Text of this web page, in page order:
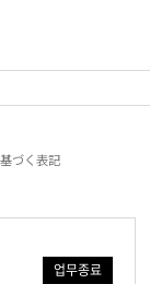
づく表記
업무종료